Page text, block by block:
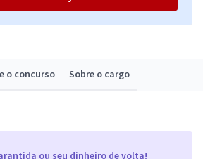
o concurso Sobre o cargo
ou seu dinheiro de volta!